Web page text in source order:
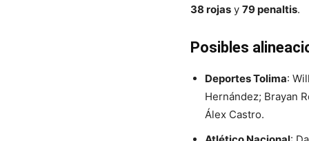
38 rojas y 79 penaltis.
Posibles
Deportes Tolima:
Hernández; Brayan
Álex Castro.